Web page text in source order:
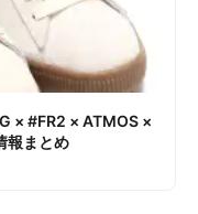
× #FR2 × ATMOS ×
報まとめ